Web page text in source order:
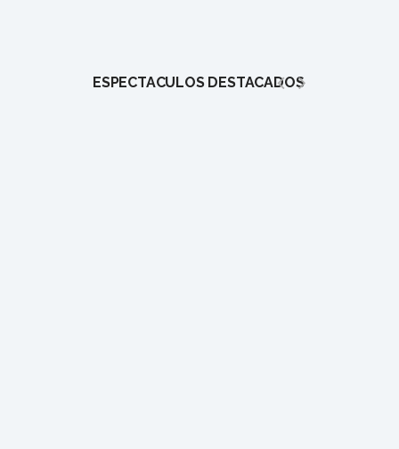
ESPECTÁCULOS DESTACADOS